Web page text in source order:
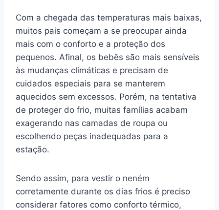
Com a chegada das temperaturas mais baixas,
muitos pais começam a se preocupar ainda
mais com o conforto e a proteção dos
pequenos. Afinal, os bebês são mais sensíveis
às mudanças climáticas e precisam de
cuidados especiais para se manterem
aquecidos sem excessos. Porém, na tentativa
de proteger do frio, muitas famílias acabam
exagerando nas camadas de roupa ou
escolhendo peças inadequadas para a
estação.
Sendo assim, para vestir o neném
corretamente durante os dias frios é preciso
considerar fatores como conforto térmico,